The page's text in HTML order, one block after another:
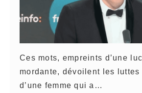
Ces mots, empreints d’une
mordante, dévoilent les luttes
d’une femme qui a…